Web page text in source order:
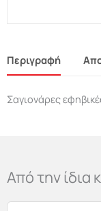
Περιγραφή
Σαγιονάρες
Από την ίδια